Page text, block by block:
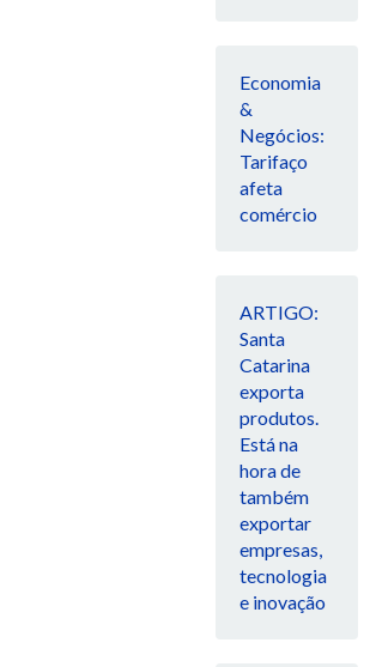
Economia
&
Negócios:
Tarifaço
afeta
comércio
ARTIGO:
Santa
Catarina
exporta
produtos.
Está na
hora de
também
exportar
empresas,
tecnologia
e inovação